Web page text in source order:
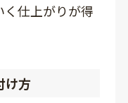
く仕上がりが得
け方